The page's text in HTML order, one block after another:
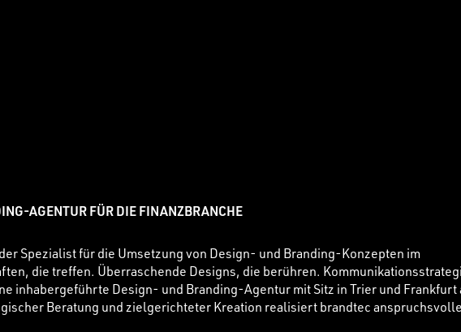
AGENTUR FÜR DIE FINANZBRANCHE
Spezialist für die Umsetzung von Design- und Branding-Konzepten im
die treffen. Überraschende Designs, die berühren.
inhabergeführte Design- und Branding-Agentur mit Sitz in Trier und Frankfurt
Beratung und zielgerichteter Kreation realisiert brandtec anspruchsvolle